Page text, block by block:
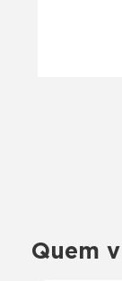
Quem